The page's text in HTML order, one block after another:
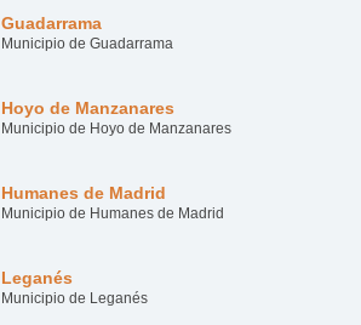
Guadarrama
Municipio de Guadarrama
Hoyo de Manzanares
Municipio de Hoyo de Manzanares
Humanes de Madrid
Municipio de Humanes de Madrid
Leganés
Municipio de Leganés